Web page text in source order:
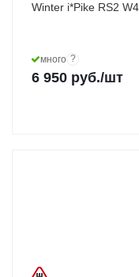
Winter i*Pike RS2
много ?
6 950 руб./шт